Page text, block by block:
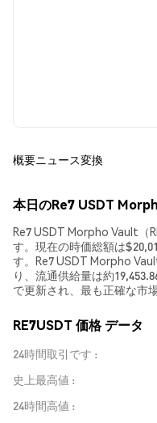
概要ニュース変換
本日のRe7 USDT
Re7 USDT Morpho Vault（
す。現在の時価総額は
す。Re7 USDT Morpho
り、流通供給量は約
で更新され、最も正確な市
RE7USDT 価格 データ
24時間取引です
史上最高値
24時間高値